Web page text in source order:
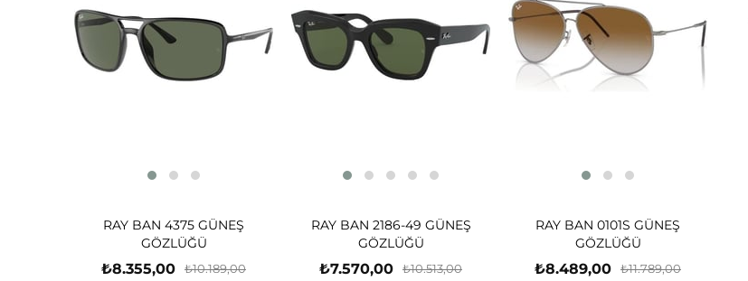
RAY BAN 4375 GÜNEŞ
GÖZLÜĞÜ
₺8.355,00 ₺10.189,00
RAY BAN 2186-49 GÜNEŞ
GÖZLÜĞÜ
₺7.570,00 ₺10.513,00
RAY BAN 0101S GÜNEŞ
GÖZLÜĞÜ
₺8.489,00 ₺11.789,00